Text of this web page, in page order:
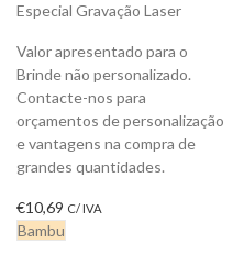
Especial Gravação Laser
Valor apresentado para o
Brinde não personalizado.
Contacte-nos para
orçamentos de personalização
e vantagens na compra de
grandes quantidades.
€10,69 C/ IVA
Bambu